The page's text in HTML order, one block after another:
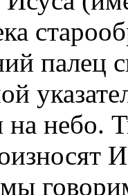
палец
на небо.